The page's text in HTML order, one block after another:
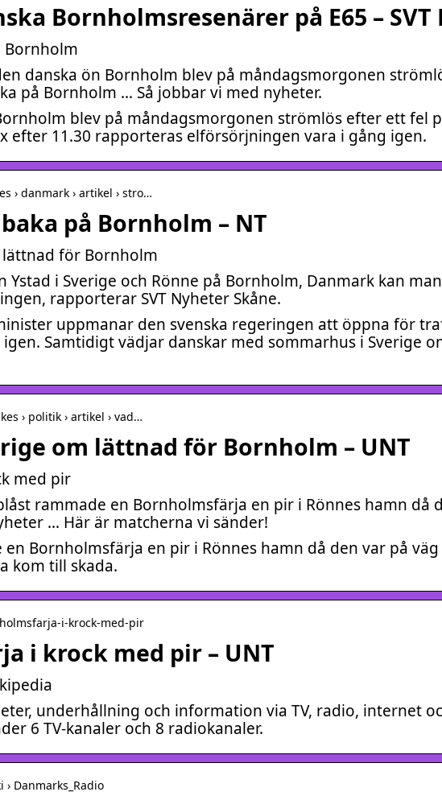
Bornholmsresenärer på E65 –
Bornholm
danska ön Bornholm blev på måndagsmorgonen
på Bornholm … Så jobbar vi med nyheter.
blev på måndagsmorgonen strömlös efter ett fel
efter 11.30 rapporteras elförsörjningen vara i gång igen.
› danmark › artikel › stro…
på Bornholm – NT
för Bornholm
Ystad i Sverige och Rönne på Bornholm, Danmark kan
rapporterar SVT Nyheter Skåne.
uppmanar den svenska regeringen att öppna för
Samtidigt vädjar danskar med sommarhus i Sverige
› politik › artikel › vad…
om lättnad för Bornholm – UNT
med pir
rammade en Bornholmsfärja en pir i Rönnes hamn då
… Här är matcherna vi sänder!
Bornholmsfärja en pir i Rönnes hamn då den var på
kom till skada.
i-krock-med-pir
i krock med pir – UNT
underhållning och information via TV, radio, internet
6 TV-kanaler och 8 radiokanaler.
Danmarks_Radio